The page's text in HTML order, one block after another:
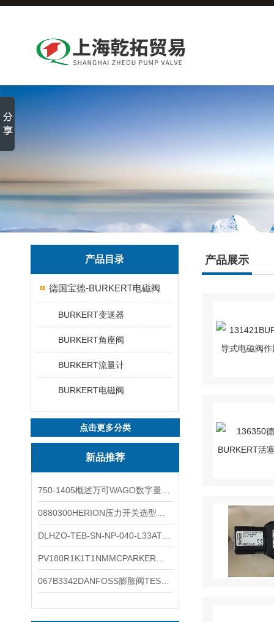
产品目录
德国宝德-BURKERT电磁阀
BURKERT变送器
BURKERT角座阀
BURKERT流量计
BURKERT电磁阀
点击更多分类
新品推荐
产品展示